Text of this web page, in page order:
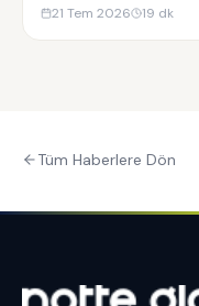
21 Tem 2026
19 dk
Tüm Haberlere Dön